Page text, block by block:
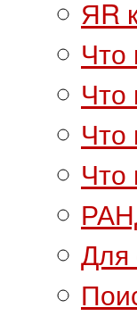
ЯR
Что
Что
Что
Что
Для